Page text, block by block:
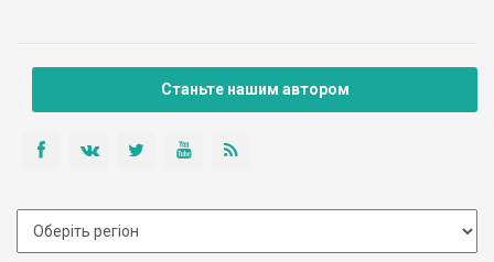
Станьте нашим автором